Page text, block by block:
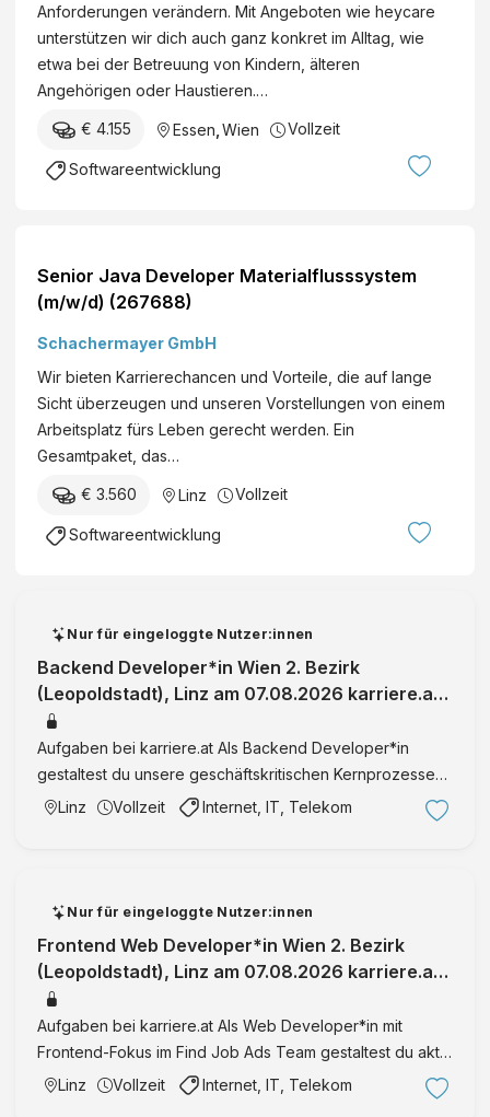
Anforderungen verändern. Mit Angeboten wie heycare
unterstützen wir dich auch ganz konkret im Alltag, wie
etwa bei der Betreuung von Kindern, älteren
Angehörigen oder Haustieren.…
€ 4.155 Essen Wien Vollzeit
Softwareentwicklung
Senior Java Developer Materialflusssystem
(m/w/d) (267688)
Schachermayer GmbH
Wir bieten Karrierechancen und Vorteile, die auf lange
Sicht überzeugen und unseren Vorstellungen von einem
Arbeitsplatz fürs Leben gerecht werden. Ein
Gesamtpaket, das…
€ 3.560 Linz Vollzeit
Softwareentwicklung
Nur für eingeloggte Nutzer:innen
Backend Developer*in Wien 2. Bezirk
(Leopoldstadt), Linz am 07.08.2026 karriere.at
ist Österreichs größtes Jobportal und
Aufgaben bei karriere.at Als Backend Developer*in
gestaltest du unsere geschäftskritischen Kernprozesse
aktiv mit, entwickelst smarte B2C- und B2B-Features für
die Bewerbungsstrecke und sorgst für eine zuverlässige
Linz Vollzeit Internet, IT, Telekom
Nur für eingeloggte Nutzer:innen
Frontend Web Developer*in Wien 2. Bezirk
(Leopoldstadt), Linz am 07.08.2026 karriere.at
ist Österreichs größtes Jobporta
Aufgaben bei karriere.at Als Web Developer*in mit
Frontend-Fokus im Find Job Ads Team gestaltest du aktiv
die Weiterentwicklung und Optimierung unserer B2C-
Linz Vollzeit Internet, IT, Telekom